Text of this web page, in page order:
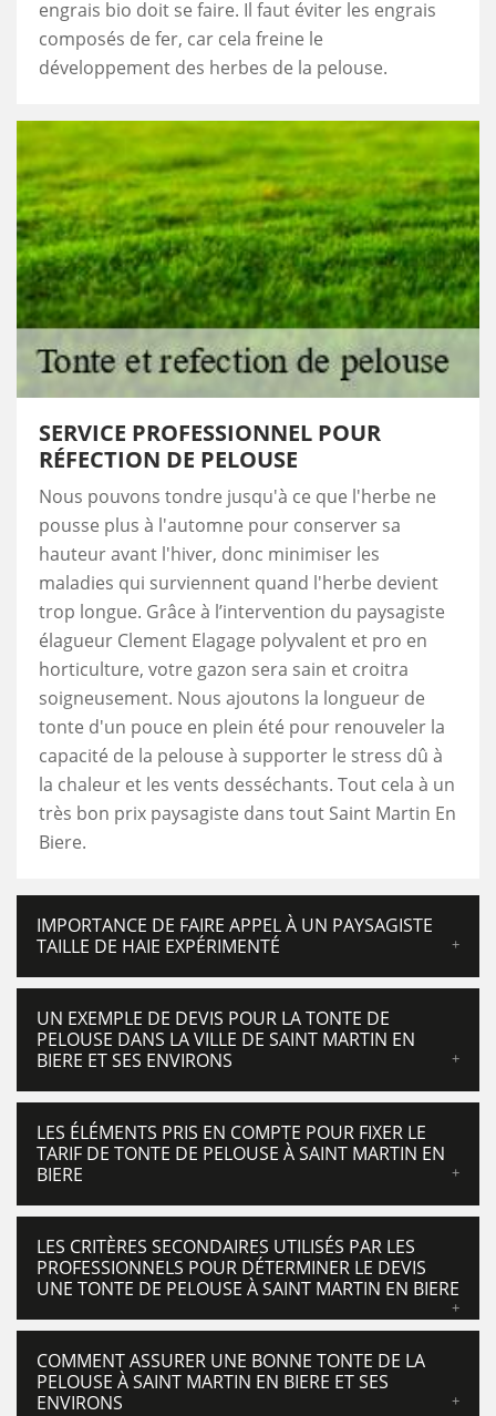
engrais bio doit se faire. Il faut éviter les engrais
composés de fer, car cela freine le
développement des herbes de la pelouse.
SERVICE PROFESSIONNEL POUR
RÉFECTION DE PELOUSE
Nous pouvons tondre jusqu'à ce que l'herbe ne
pousse plus à l'automne pour conserver sa
hauteur avant l'hiver, donc minimiser les
maladies qui surviennent quand l'herbe devient
trop longue. Grâce à l’intervention du paysagiste
élagueur Clement Elagage polyvalent et pro en
horticulture, votre gazon sera sain et croitra
soigneusement. Nous ajoutons la longueur de
tonte d'un pouce en plein été pour renouveler la
capacité de la pelouse à supporter le stress dû à
la chaleur et les vents desséchants. Tout cela à un
très bon prix paysagiste dans tout Saint Martin En
Biere.
IMPORTANCE DE FAIRE APPEL À UN PAYSAGISTE
TAILLE DE HAIE EXPÉRIMENTÉ
UN EXEMPLE DE DEVIS POUR LA TONTE DE
PELOUSE DANS LA VILLE DE SAINT MARTIN EN
BIERE ET SES ENVIRONS
LES ÉLÉMENTS PRIS EN COMPTE POUR FIXER LE
TARIF DE TONTE DE PELOUSE À SAINT MARTIN EN
BIERE
LES CRITÈRES SECONDAIRES UTILISÉS PAR LES
PROFESSIONNELS POUR DÉTERMINER LE DEVIS
UNE TONTE DE PELOUSE À SAINT MARTIN EN BIERE
COMMENT ASSURER UNE BONNE TONTE DE LA
PELOUSE À SAINT MARTIN EN BIERE ET SES
ENVIRONS